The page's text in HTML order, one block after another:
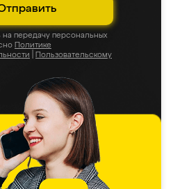
передачу персональных
Политике
Пользовательскому